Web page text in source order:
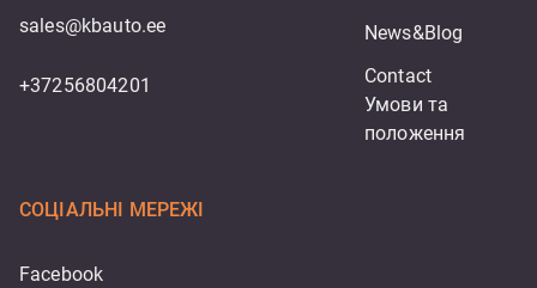
sales@kbauto.ee
+37256804201
News&Blog
Contact
Умови та
положення
СОЦІАЛЬНІ МЕРЕЖІ
Facebook